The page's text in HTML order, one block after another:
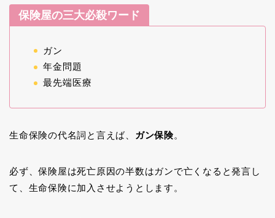
保険屋の三大必殺ワード
ガン
年金問題
最先端医療
生命保険の代名詞と言えば、 ガン保険。
必ず、保険屋は死亡原因の半数はガンで亡くなると発言し
て、生命保険に加入させようとします。